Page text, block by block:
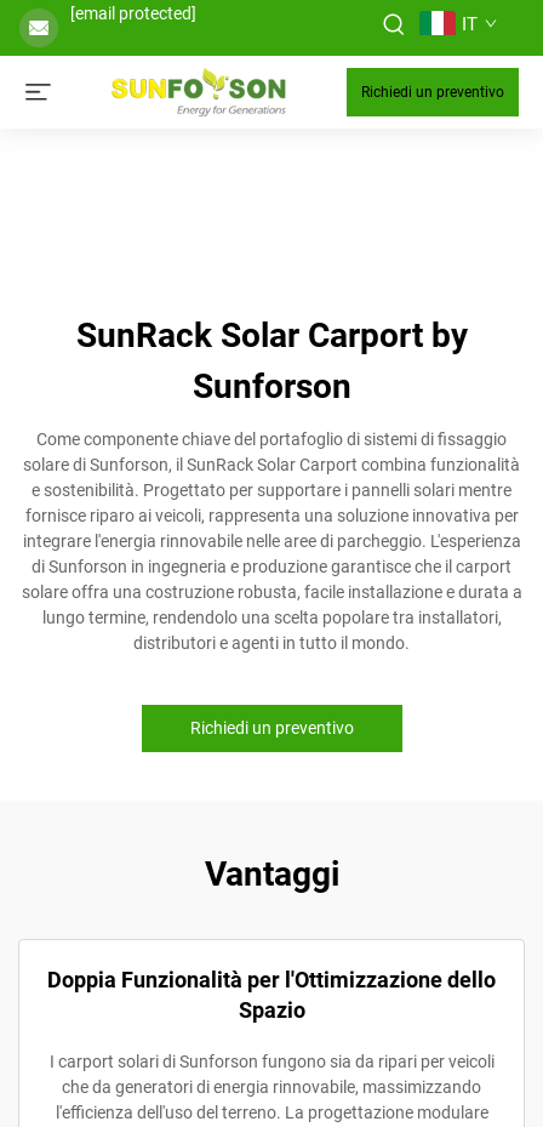
[email protected] IT
Richiedi un preventivo
SunRack Solar Carport by
Sunforson
Come componente chiave del portafoglio di sistemi di fissaggio
solare di Sunforson, il SunRack Solar Carport combina funzionalità
e sostenibilità. Progettato per supportare i pannelli solari mentre
fornisce riparo ai veicoli, rappresenta una soluzione innovativa per
integrare l'energia rinnovabile nelle aree di parcheggio. L'esperienza
di Sunforson in ingegneria e produzione garantisce che il carport
solare offra una costruzione robusta, facile installazione e durata a
lungo termine, rendendolo una scelta popolare tra installatori,
distributori e agenti in tutto il mondo.
Richiedi un preventivo
Vantaggi
Doppia Funzionalità per l'Ottimizzazione dello
Spazio
I carport solari di Sunforson fungono sia da ripari per veicoli
che da generatori di energia rinnovabile, massimizzando
l'efficienza dell'uso del terreno. La progettazione modulare